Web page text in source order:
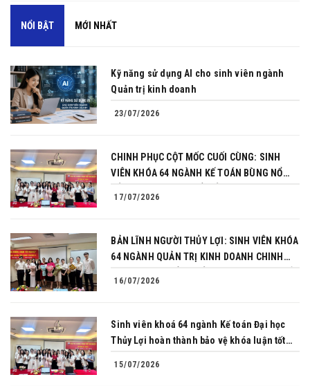
NỔI BẬT MỚI NHẤT
Kỹ năng sử dụng AI cho sinh viên ngành
Quản trị kinh doanh
23/07/2026
CHINH PHỤC CỘT MỐC CUỐI CÙNG: SINH
VIÊN KHÓA 64 NGÀNH KẾ TOÁN BÙNG NỔ
17/07/2026
BẢN LĨNH NGƯỜI THỦY LỢI: SINH VIÊN KHÓA
64 NGÀNH QUẢN TRỊ KINH DOANH CHINH
16/07/2026
Sinh viên khoá 64 ngành Kế toán Đại học
Thủy Lợi hoàn thành bảo vệ khóa luận tốt
15/07/2026